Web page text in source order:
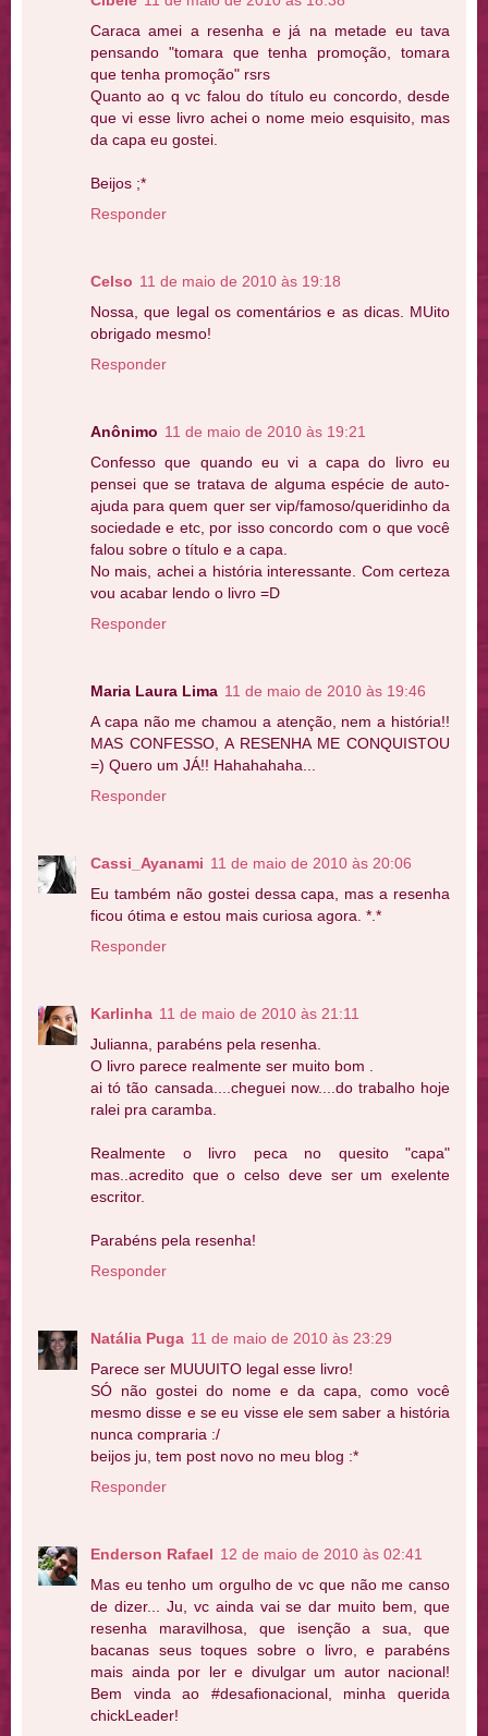
Caraca amei a resenha e já na metade eu tava
pensando "tomara que tenha promoção, tomara
que tenha promoção" rsrs
Quanto ao q vc falou do título eu concordo, desde
que vi esse livro achei o nome meio esquisito, mas
da capa eu gostei.
Beijos ;*
Responder
Celso 11 de maio de 2010 às 19:18
Nossa, que legal os comentários e as dicas. MUito
obrigado mesmo!
Responder
Anônimo 11 de maio de 2010 às 19:21
Confesso que quando eu vi a capa do livro eu
pensei que se tratava de alguma espécie de auto-
ajuda para quem quer ser vip/famoso/queridinho da
sociedade e etc, por isso concordo com o que você
falou sobre o título e a capa.
No mais, achei a história interessante. Com certeza
vou acabar lendo o livro =D
Responder
Maria Laura Lima 11 de maio de 2010 às 19:46
A capa não me chamou a atenção, nem a história!!
MAS CONFESSO, A RESENHA ME CONQUISTOU
=) Quero um JÁ!! Hahahahaha...
Responder
Cassi_Ayanami 11 de maio de 2010 às 20:06
Eu também não gostei dessa capa, mas a resenha
ficou ótima e estou mais curiosa agora. *.*
Responder
Karlinha 11 de maio de 2010 às 21:11
Julianna, parabéns pela resenha.
O livro parece realmente ser muito bom .
ai tó tão cansada....cheguei now....do trabalho hoje
ralei pra caramba.
Realmente o livro peca no quesito "capa"
mas..acredito que o celso deve ser um exelente
escritor.
Parabéns pela resenha!
Responder
Natália Puga 11 de maio de 2010 às 23:29
Parece ser MUUUITO legal esse livro!
SÓ não gostei do nome e da capa, como você
mesmo disse e se eu visse ele sem saber a história
nunca compraria :/
beijos ju, tem post novo no meu blog :*
Responder
Enderson Rafael 12 de maio de 2010 às 02:41
Mas eu tenho um orgulho de vc que não me canso
de dizer... Ju, vc ainda vai se dar muito bem, que
resenha maravilhosa, que isenção a sua, que
bacanas seus toques sobre o livro, e parabéns
mais ainda por ler e divulgar um autor nacional!
Bem vinda ao #desafionacional, minha querida
chickLeader!